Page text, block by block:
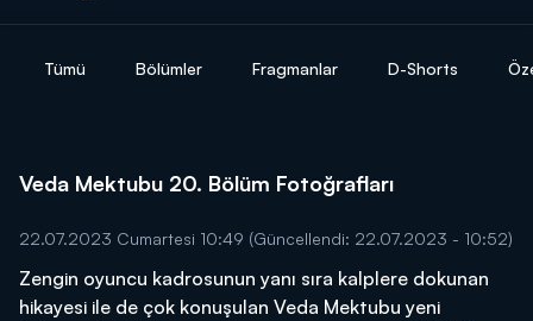
Tümü Bölümler Fragmanlar D-Shorts
Veda Mektubu 20. Bölüm Fotoğrafları
22.07.2023 Cumartesi 10:49 (Güncellendi: 22.07.2023 - 10:52)
Zengin oyuncu kadrosunun yanı sıra kalplere dokunan
hikayesi ile de çok konuşulan Veda Mektubu yeni